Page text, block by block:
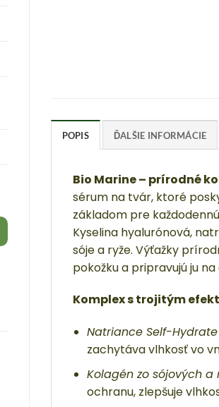
POPIS ĎALŠIE INFORMÁCIE
Bio Marine – prírodné
sérum na tvár, ktoré
základom pre
Kyselina hyalurónová,
sóje a ryže. Výťažky
pokožku a pripravujú ju
Komplex s trojitým
Natriance Self-
zachytáva vlhkosť vo
Kolagén zo sójových a
ochranu, zlepšuje